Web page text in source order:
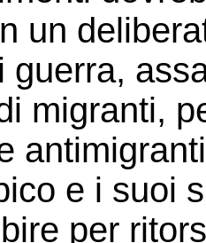
un
guerra,
migranti,
e i suoi
per